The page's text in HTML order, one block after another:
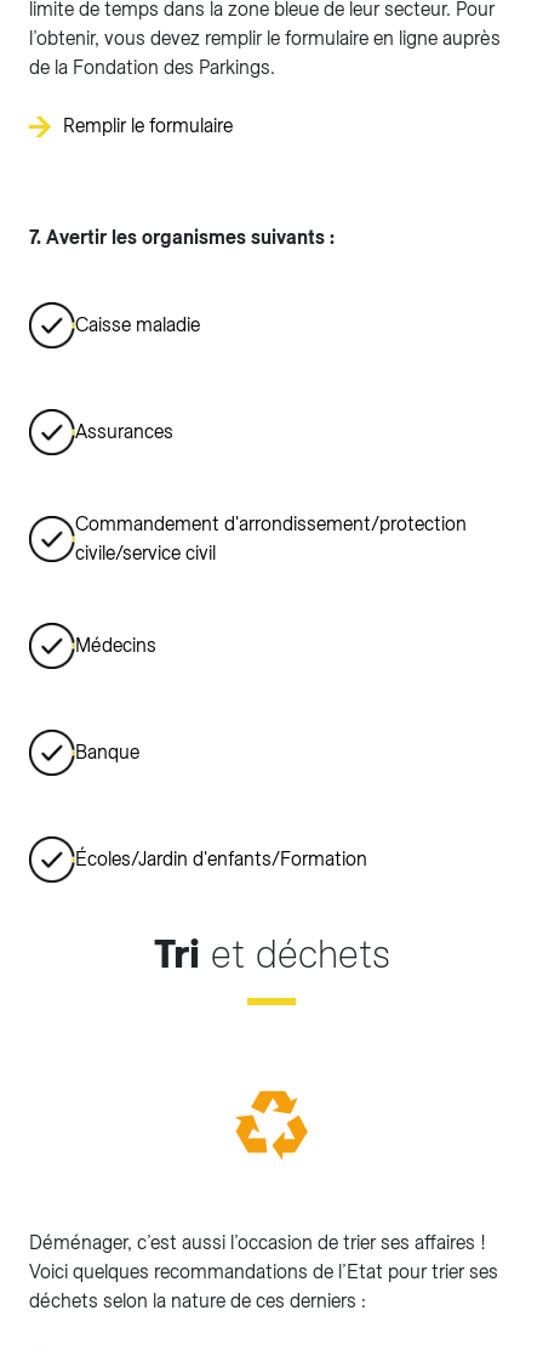
limite de temps dans la zone bleue de leur secteur. Pour
l’obtenir, vous devez remplir le formulaire en ligne auprès
de la Fondation des Parkings.
Remplir le formulaire
7. Avertir les organismes suivants :
Caisse maladie
Assurances
Commandement d'arrondissement/protection
civile/service civil
Médecins
Banque
Écoles/Jardin d'enfants/Formation
Tri et déchets
Déménager, c’est aussi l’occasion de trier ses affaires !
Voici quelques recommandations de l’Etat pour trier ses
déchets selon la nature de ces derniers :